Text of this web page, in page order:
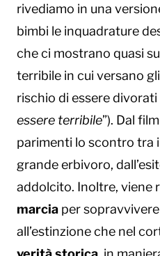
rivediamo in una
bimbi le inquadrature
che ci mostrano quasi
terribile in cui versano
rischio di essere divorati
essere terribile”). Dal
parimenti lo scontro tra
grande erbivoro,
addolcito. Inoltre, viene
marcia per
all’estinzione che nel